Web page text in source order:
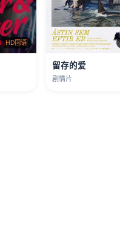
HD国语
留存的爱
剧情片